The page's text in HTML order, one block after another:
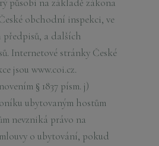
působí na základě zákona
obchodní inspekci, ve
předpisů, a dalších
Internetové stránky České
jsou www.coi.cz.
§ 1837 písm. j)
ubytovaným hostům
nevzniká právo na
o ubytování, pokud